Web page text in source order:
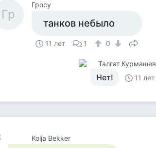
Гр
Гросу
танков небыло
11 лет 1 0
Талгат Курмашев
Нет! 11 лет
Kolja Bekker